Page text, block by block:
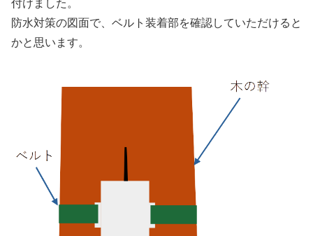
付けました。
防水対策の図面で、ベルト装着部を確認していただけると
かと思います。